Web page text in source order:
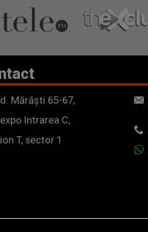
Mărăști 65-67,
Intrarea C,
T, sector 1